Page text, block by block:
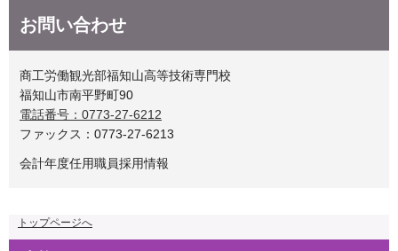
お問い合わせ
商工労働観光部福知山高等技術専門校
福知山市南平野町90
電話番号：0773-27-6212
ファックス：0773-27-6213
会計年度任用職員採用情報
トップページへ